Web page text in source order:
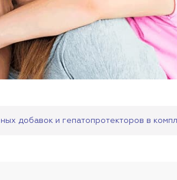
добавок и гепатопротекторов в